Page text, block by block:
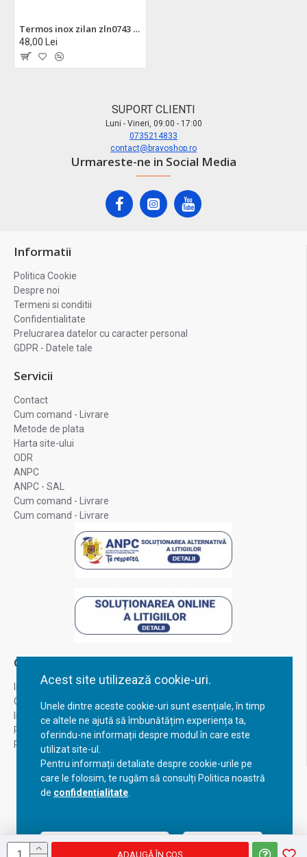
Acest site utilizează cookie-uri.
Unele dintre aceste cookie-uri sunt esențiale, în timp
ce altele ne ajută să îmbunătățim experiența ta,
oferindu-ne informații despre modul în care este
utilizat site-ul.
Pentru informații detaliate despre cookie-urile pe
care le folosim, te rugăm să consulți Politica noastră
de confidențialitate
Acceptă setările curente Configurează
ADAUGĂ ÎN COŞ
Termos inox zilan zln0743 500ml - mentine temperatura 18-24h + 3 cani incluse
48,00 Lei
SUPORT CLIENTI
Luni - Vineri, 09:00 - 17:00
0735214833
contact@bravoshop.ro
Urmareste-ne in Social Media
Informatii
Politica Cookie
Despre noi
Termeni si conditii
Confidentialitate
Prelucrarea datelor cu caracter personal
GDPR - Datele tale
Servicii
Contact
Cum comand - Livrare
Metode de plata
Harta site-ului
ODR
ANPC
ANPC - SAL
Cum comand - Livrare
Cum comand - Livrare
Contul Meu
Inregistrare
Contul meu
Istoric comenzi
Recuperare parola
Returnare produs